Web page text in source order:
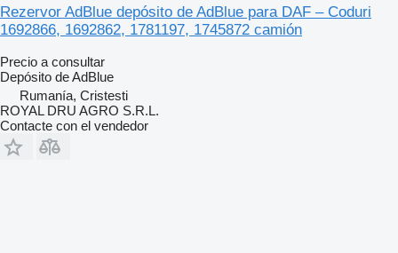
Rezervor AdBlue depósito de AdBlue para DAF – Coduri
1692866, 1692862, 1781197, 1745872 camión
Precio a consultar
Depósito de AdBlue
Rumanía, Cristesti
ROYAL DRU AGRO S.R.L.
Contacte con el vendedor